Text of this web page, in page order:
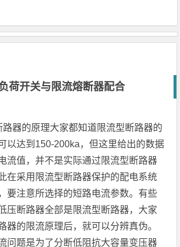
荷开关与限流熔断器配合
路器的原理大家都知道限流型断路器的
以达到150-200ka，但这里给出的数据
流值，并不是实际通过限流型断路器
在采用限流型断路器保护的配电系统
要注意所选择的短路电流参数。有些
压断路器全部是限流型断路器，大家
器的限流原理后，就可以分辨真伪。
问题是为了分断低阻抗大容量变压器